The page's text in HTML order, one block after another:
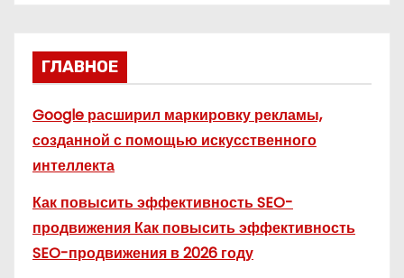
ГЛАВНОЕ
Google расширил маркировку рекламы,
созданной с помощью искусственного
интеллекта
Как повысить эффективность SEO-
продвижения Как повысить эффективность
SEO-продвижения в 2026 году